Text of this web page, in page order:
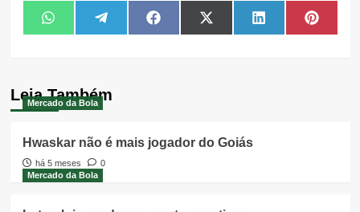
Share
on
WhatsAppShare
on
TelegramShare
on
FacebookShare
on
X
(Twitter)
Share
on
LinkedIn Share
on
Leia Também
Mercado da Bola
Hwaskar não é mais jogador do Goiás
há 5 meses
0
Mercado da Bola